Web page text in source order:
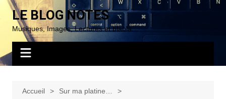
Aller
contenu
LE BLOG NOTES
Musiques, Images, Lectures et blabla…
Accueil
Sur ma platine…